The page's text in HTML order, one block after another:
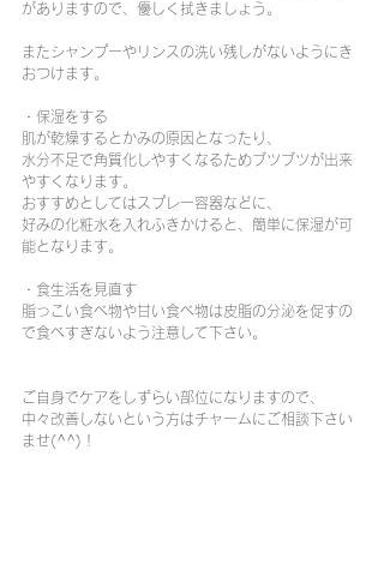
がありますので、優しく拭きましょう。
またシャンプーやリンスの洗い残しがないようにき
おつけます。
・保湿をする
肌が乾燥するとかみの原因となったり、
水分不足で角質化しやすくなるためブツブツが出来
やすくなります。
おすすめとしてはスプレー容器などに、
好みの化粧水を入れふきかけると、簡単に保湿が可
能となります。
・食生活を見直す
脂っこい食べ物や甘い食べ物は皮脂の分泌を促すの
で食べすぎないよう注意して下さい。
ご自身でケアをしずらい部位になりますので、
中々改善しないという方はチャームにご相談下さい
ませ(^^)！